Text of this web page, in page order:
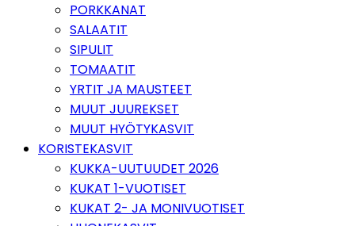
PORKKANAT
SALAATIT
SIPULIT
TOMAATIT
YRTIT JA MAUSTEET
MUUT JUUREKSET
MUUT HYÖTYKASVIT
KORISTEKASVIT
KUKKA-UUTUUDET 2026
KUKAT 1-VUOTISET
KUKAT 2- JA MONIVUOTISET